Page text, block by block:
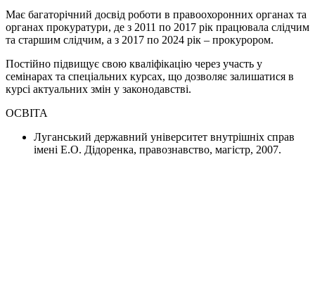
Має багаторічний досвід роботи в правоохоронних органах та
органах прокуратури, де з 2011 по 2017 рік працювала слідчим
та старшим слідчим, а з 2017 по 2024 рік – прокурором.
Постійно підвищує свою кваліфікацію через участь у
семінарах та спеціальних курсах, що дозволяє залишатися в
курсі актуальних змін у законодавстві.
ОСВІТА
Луганський державний університет внутрішніх справ
імені Е.О. Дідоренка, правознавство, магістр, 2007.